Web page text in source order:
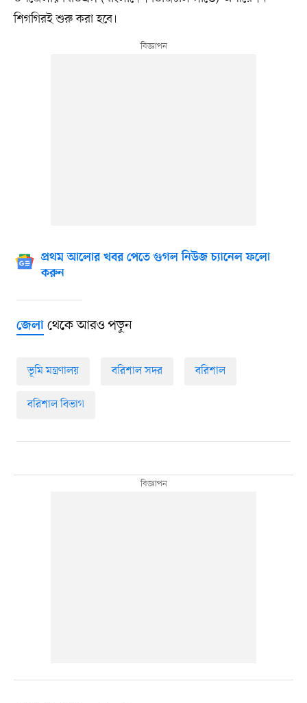
শিগগিরই শুরু করা হবে।
প্রথম আলোর খবর পেতে গুগল নিউজ চ্যানেল ফলো
করুন
জেলাথেকে আরও পড়ুন
ভূমি মন্ত্রণালয় বরিশাল সদর বরিশাল
বরিশাল বিভাগ